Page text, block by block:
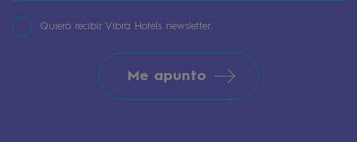
Quiero recibir Vibra Hotels newsletter.
Me apunto